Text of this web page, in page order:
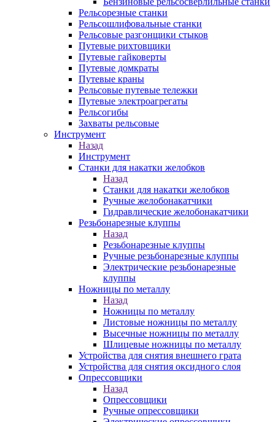
Рельсорезные станки
Рельсошлифовальные станки
Рельсовые разгонщики стыков
Путевые рихтовщики
Путевые гайковерты
Путевые домкраты
Путевые краны
Рельсовые путевые тележки
Путевые электроагрегаты
Рельсогибы
Захваты рельсовые
Инструмент
Назад
Инструмент
Станки для накатки желобков
Назад
Станки для накатки желобков
Ручные желобонакатчики
Гидравлические желобонакатчики
Резьбонарезные клуппы
Назад
Резьбонарезные клуппы
Ручные резьбонарезные клуппы
Электрические резьбонарезные
клуппы
Ножницы по металлу
Назад
Ножницы по металлу
Листовые ножницы по металлу
Высечные ножницы по металлу
Шлицевые ножницы по металлу
Устройства для снятия внешнего грата
Устройства для снятия оксидного слоя
Опрессовщики
Назад
Опрессовщики
Ручные опрессовщики